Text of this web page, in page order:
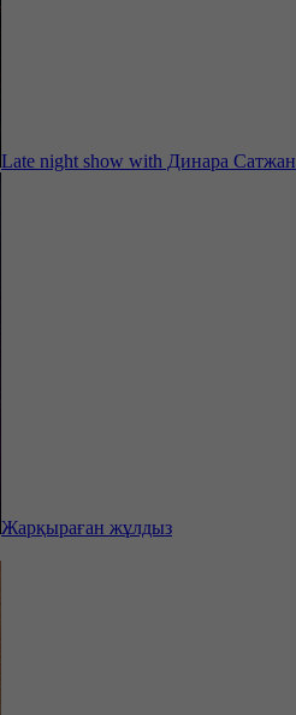
Late night show with Динара Сатжан
Жарқыраған жұлдыз